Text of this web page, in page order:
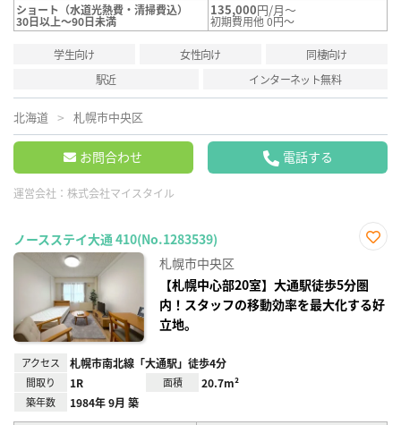
ショート（水道光熱費・清掃費込）
30日以上～90日未満
135,000円/月～
初期費用他 0円～
学生向け 女性向け
同棲向け
駅近
インターネット無料
北海道 札幌市中央区
お問合わせ 電話する
運営会社： 株式会社マイスタイル
ノースステイ大通 410(No.1283539)
り登
録
札幌市中央区
【札幌中心部20室】大通駅徒歩5分圏
内！スタッフの移動効率を最大化する好
立地。
アクセス 札幌市南北線「大通駅」徒歩4分
間取り 1R 面積 20.7m²
築年数 1984年 9月 築